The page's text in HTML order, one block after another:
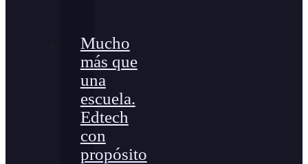
Mucho
más que
una
escuela.
Edtech
con
propósito